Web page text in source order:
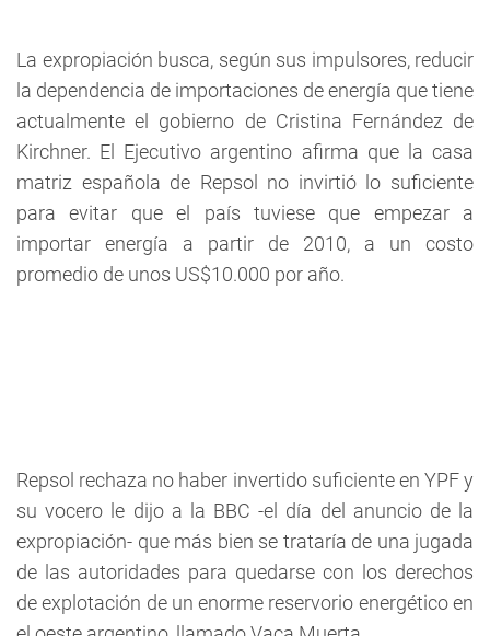
La expropiación busca, según sus impulsores, reducir
la dependencia de importaciones de energía que tiene
actualmente el gobierno de Cristina Fernández de
Kirchner. El Ejecutivo argentino afirma que la casa
matriz española de Repsol no invirtió lo suficiente
para evitar que el país tuviese que empezar a
importar energía a partir de 2010, a un costo
promedio de unos US$10.000 por año.
Repsol rechaza no haber invertido suficiente en YPF y
su vocero le dijo a la BBC -el día del anuncio de la
expropiación- que más bien se trataría de una jugada
de las autoridades para quedarse con los derechos
de explotación de un enorme reservorio energético en